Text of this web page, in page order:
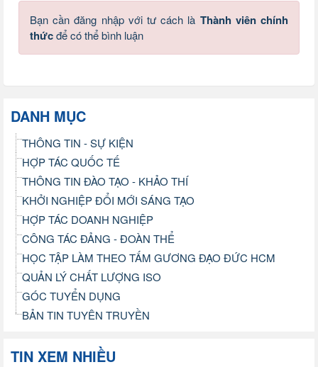
Bạn cần đăng nhập với tư cách là Thành viên chính
thứcđể có thể bình luận
DANH MỤC
THÔNG TIN - SỰ KIỆN
HỢP TÁC QUỐC TẾ
THÔNG TIN ĐÀO TẠO - KHẢO THÍ
KHỞI NGHIỆP ĐỔI MỚI SÁNG TẠO
HỢP TÁC DOANH NGHIỆP
CÔNG TÁC ĐẢNG - ĐOÀN THỂ
HỌC TẬP LÀM THEO TẤM GƯƠNG ĐẠO ĐỨC HCM
QUẢN LÝ CHẤT LƯỢNG ISO
GÓC TUYỂN DỤNG
BẢN TIN TUYÊN TRUYỀN
TIN XEM NHIỀU